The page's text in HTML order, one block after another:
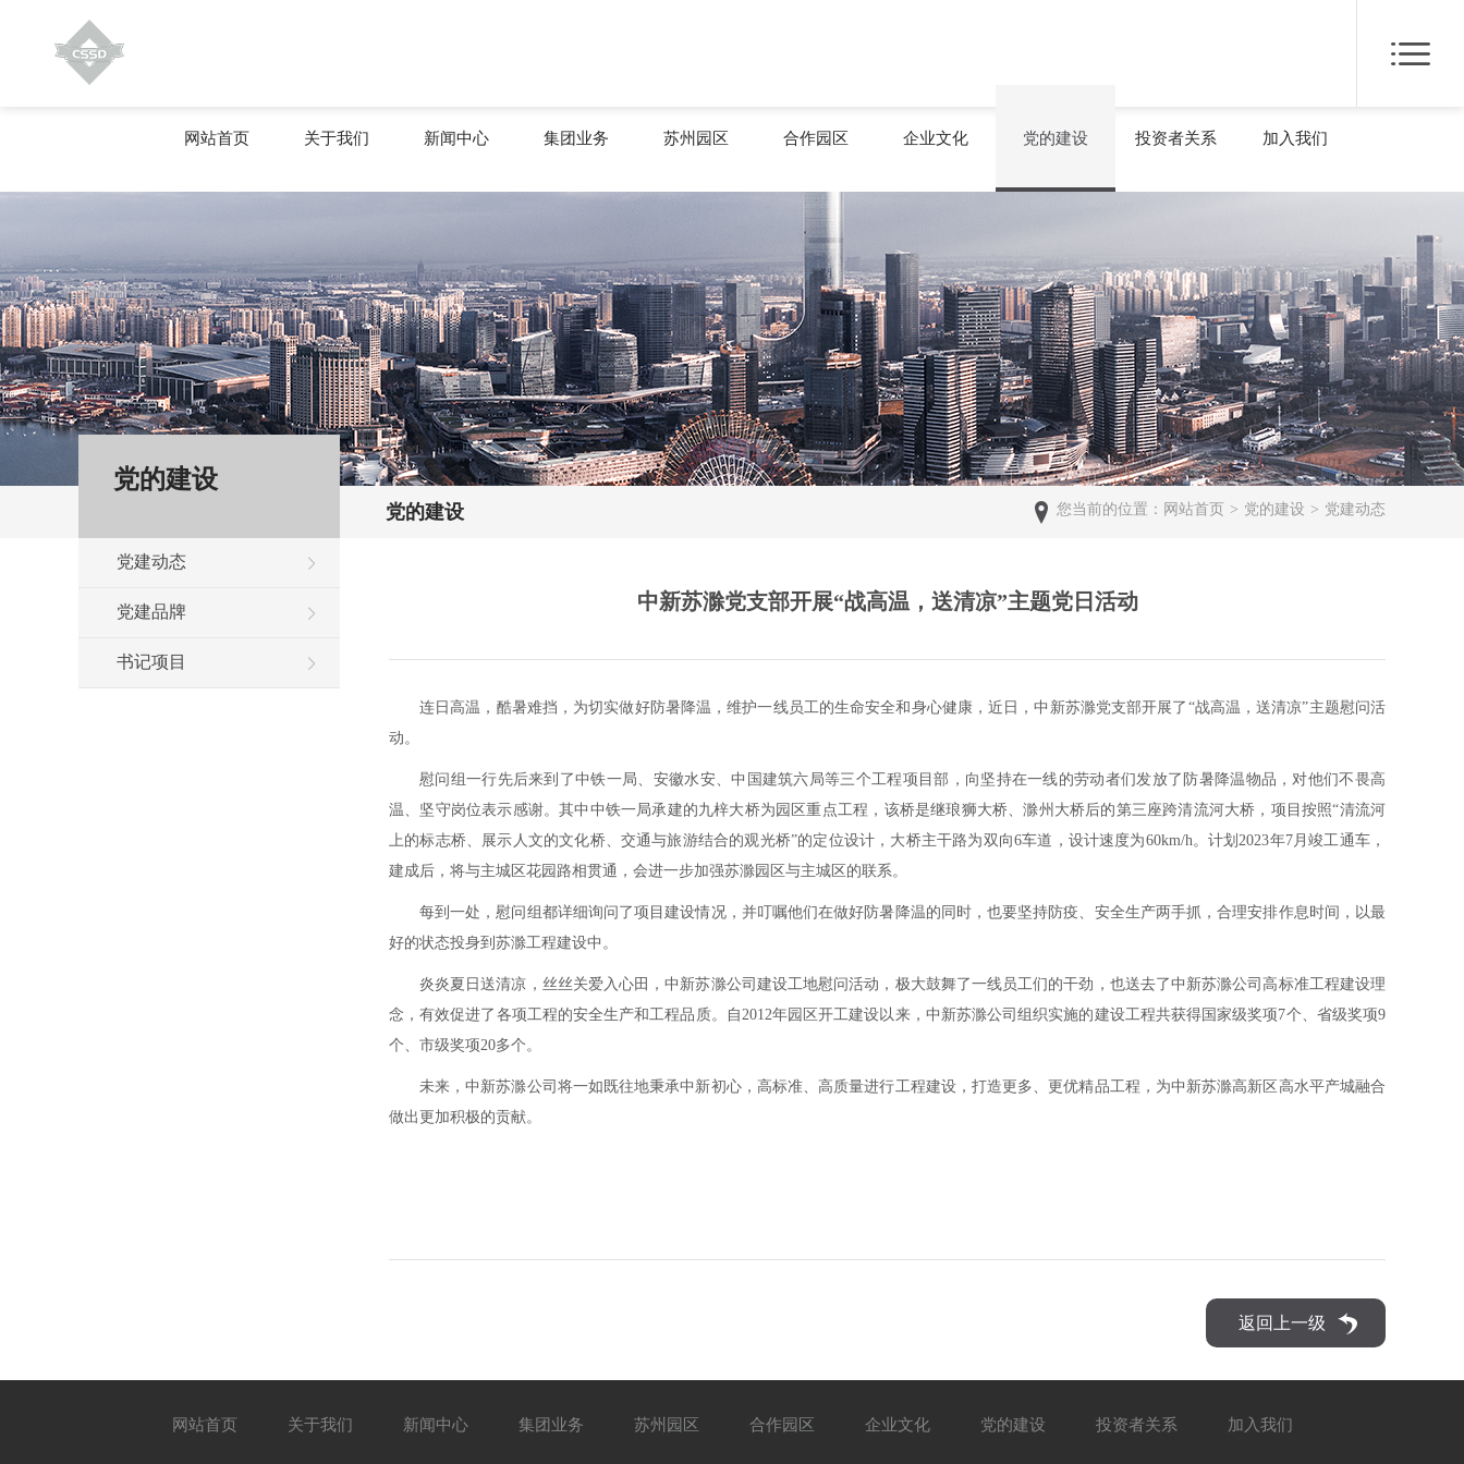
网站首页 关于我们 新闻中心 集团业务 苏州园区 合作园区 企业文化 党的建设 投资者关系 加入我们
党的建设 您当前的位置： 网站首页 > 党的建设 > 党建动态
党的建设
党建动态
党建品牌
书记项目
中新苏滁党支部开展“战高温，送清凉”主题党日活动
连日高温，酷暑难挡，为切实做好防暑降温，维护一线员工的生命安全和身心健康，近日，中新苏滁党支部开展了“战高温，送清凉”主题慰问活
动。
慰问组一行先后来到了中铁一局、安徽水安、中国建筑六局等三个工程项目部，向坚持在一线的劳动者们发放了防暑降温物品，对他们不畏高
温、坚守岗位表示感谢。其中中铁一局承建的九梓大桥为园区重点工程，该桥是继琅狮大桥、滁州大桥后的第三座跨清流河大桥，项目按照“清流河
上的标志桥、展示人文的文化桥、交通与旅游结合的观光桥”的定位设计，大桥主干路为双向6车道，设计速度为60km/h。计划2023年7月竣工通车，
建成后，将与主城区花园路相贯通，会进一步加强苏滁园区与主城区的联系。
每到一处，慰问组都详细询问了项目建设情况，并叮嘱他们在做好防暑降温的同时，也要坚持防疫、安全生产两手抓，合理安排作息时间，以最
好的状态投身到苏滁工程建设中。
炎炎夏日送清凉，丝丝关爱入心田，中新苏滁公司建设工地慰问活动，极大鼓舞了一线员工们的干劲，也送去了中新苏滁公司高标准工程建设理
念，有效促进了各项工程的安全生产和工程品质。自2012年园区开工建设以来，中新苏滁公司组织实施的建设工程共获得国家级奖项7个、省级奖项9
个、市级奖项20多个。
未来，中新苏滁公司将一如既往地秉承中新初心，高标准、高质量进行工程建设，打造更多、更优精品工程，为中新苏滁高新区高水平产城融合
做出更加积极的贡献。
返回上一级
网站首页 关于我们 新闻中心 集团业务 苏州园区 合作园区 企业文化 党的建设 投资者关系 加入我们